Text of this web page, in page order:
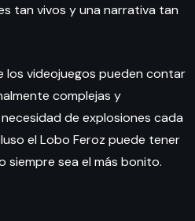
tan vivos y una narrativa tan
los videojuegos pueden contar
complejas y
de explosiones cada
el Lobo Feroz puede tener
siempre sea el más bonito.